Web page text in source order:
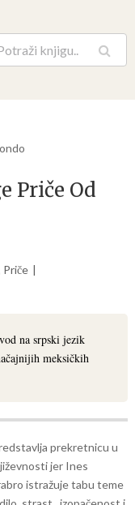
Pretraga
Priče Od
Priče
na srpski jezik
meksičkih
prekretnicu u
jer Ines
istražuje tabu teme